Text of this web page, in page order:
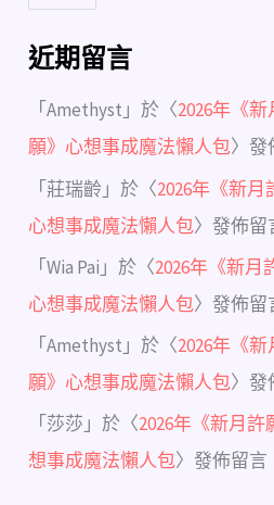
近期留言
「Amethyst 」於〈2026年《
願》心想事成魔法懶人包〉發
「莊瑞齡 」於〈2026年《新月
心想事成魔法懶人包〉發佈留
「Wia Pai 」於〈2026年《新月
心想事成魔法懶人包〉發佈留
「Amethyst 」於〈2026年《
願》心想事成魔法懶人包〉發
「 莎莎 」於〈2026年《新月
想事成魔法懶人包〉發佈留言